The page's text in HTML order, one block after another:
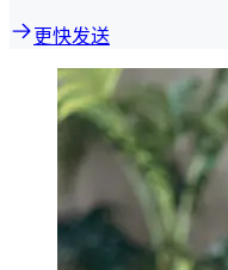
更快发送